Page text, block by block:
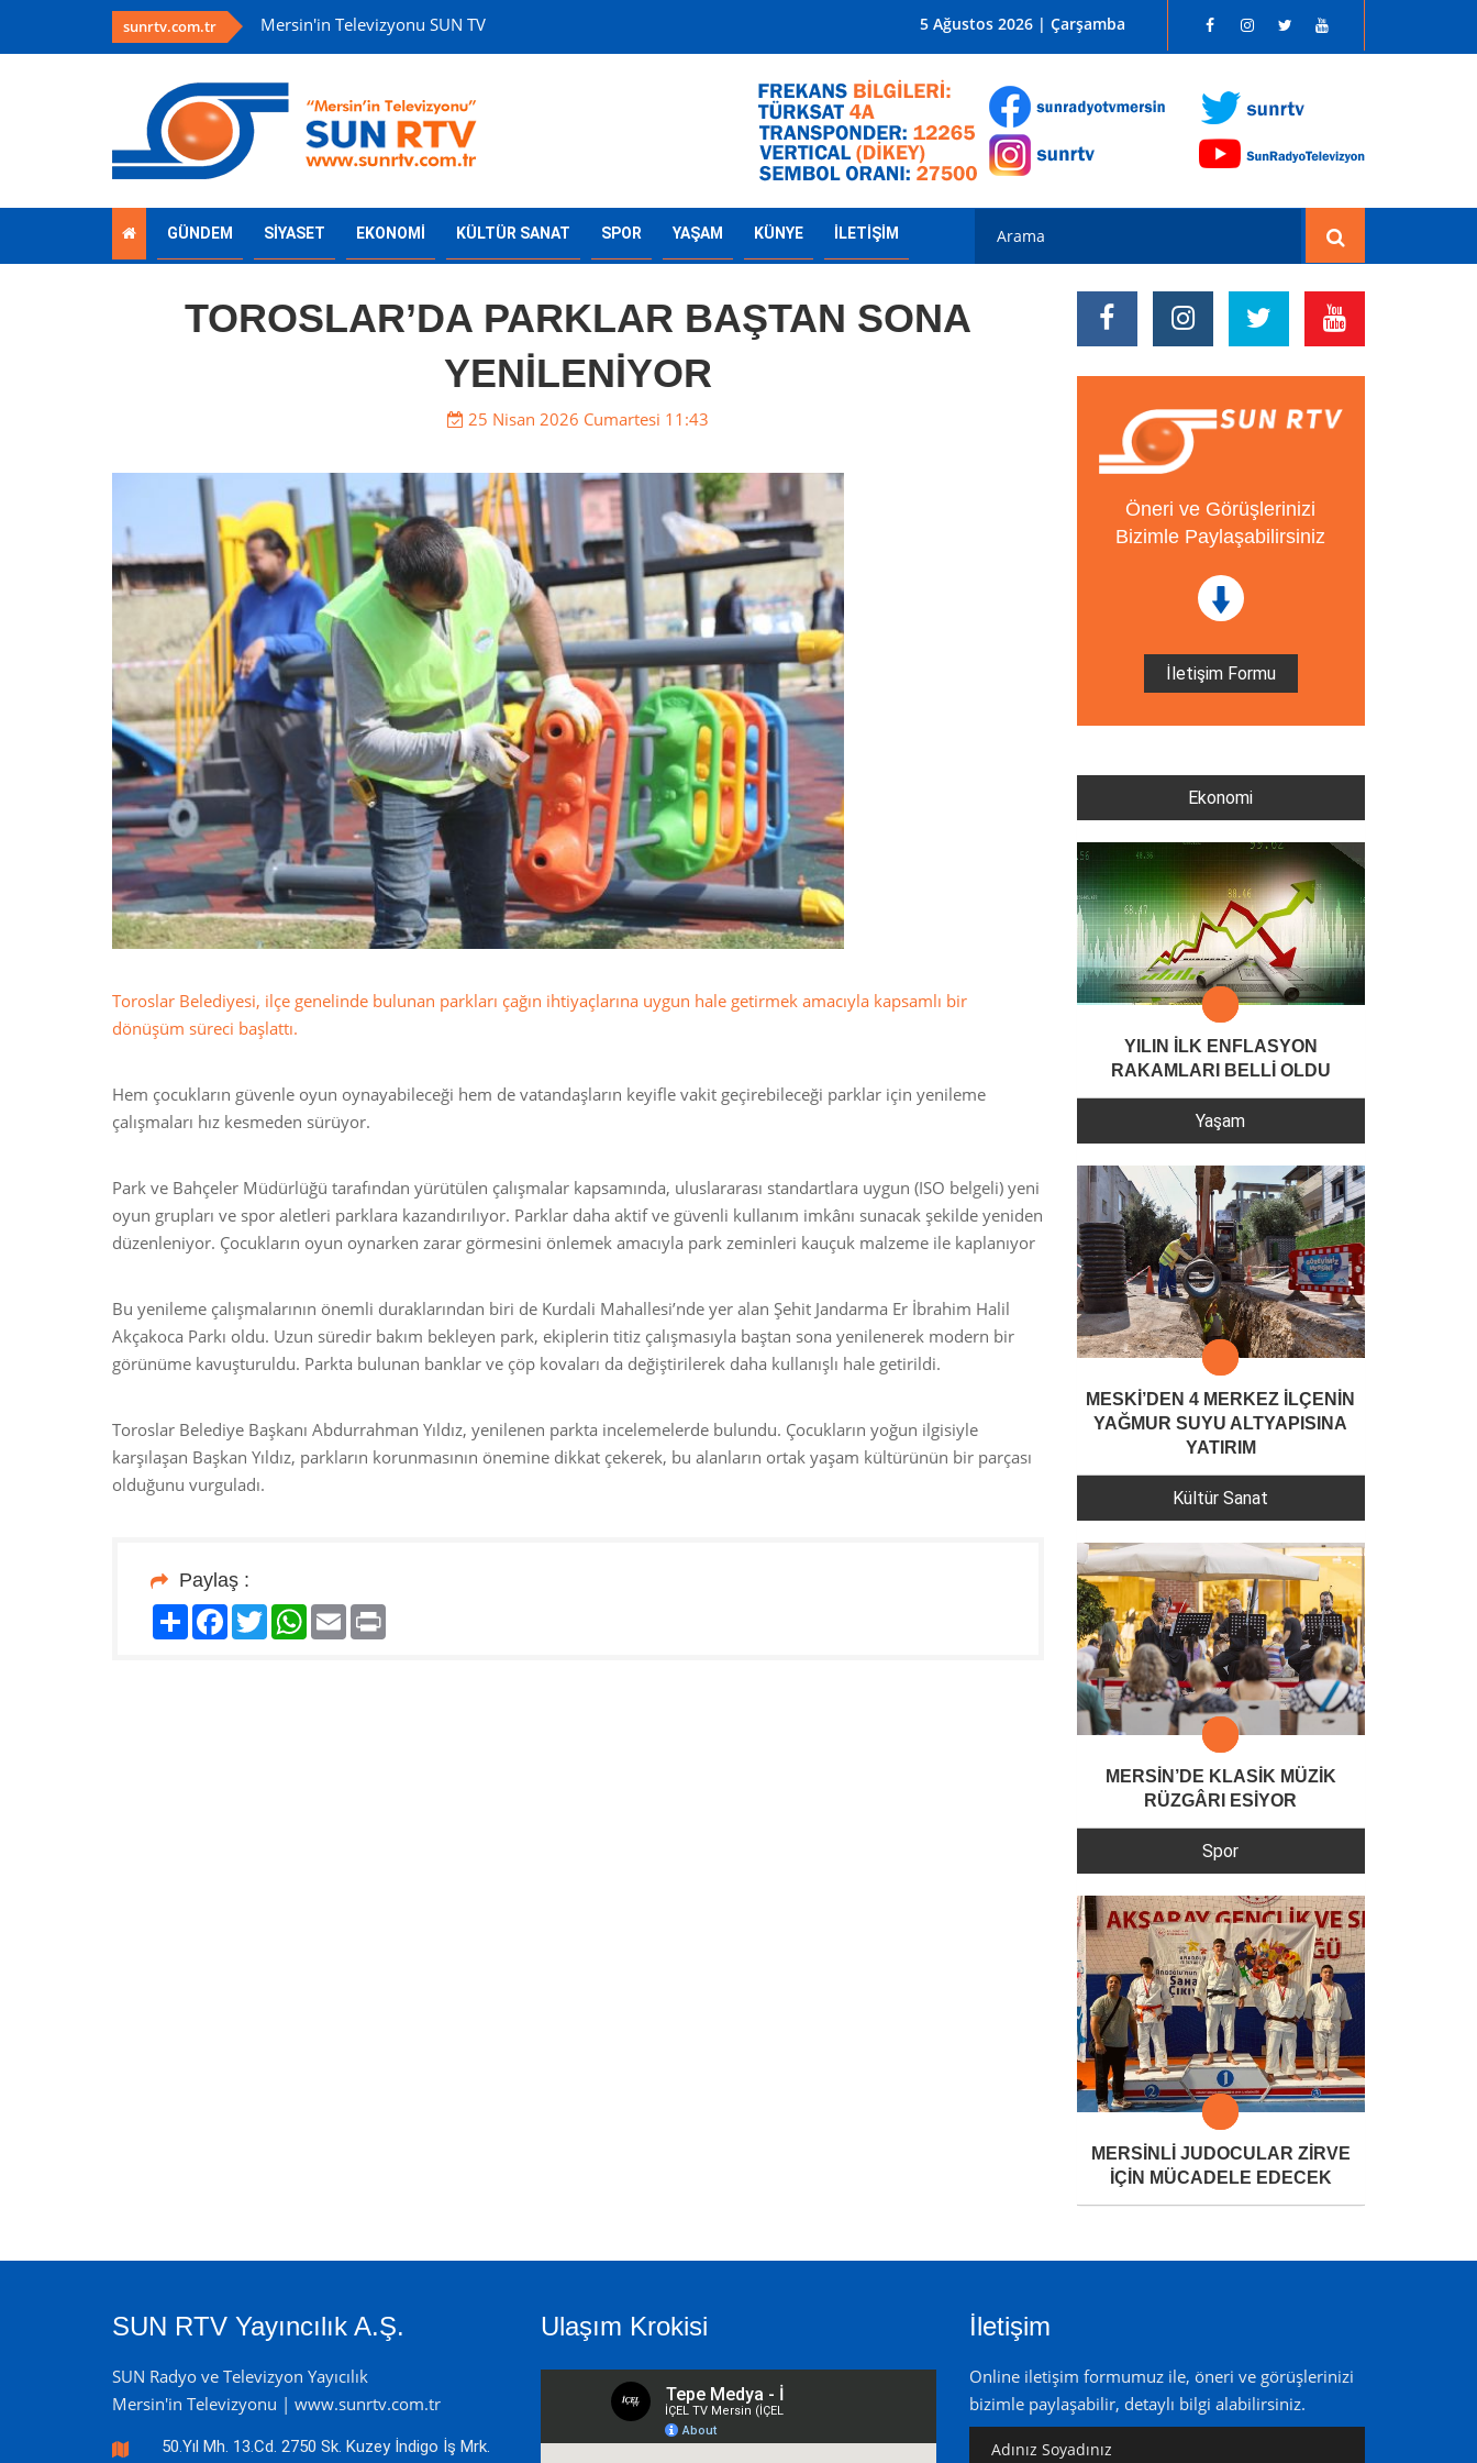
sunrtv.com.tr Mersin'in Televizyonu SUN TV Mersin'in Radyosu SUN RADYO FM 96.1
5 Ağustos 2026 | Çarşamba
GÜNDEM SİYASET EKONOMİ KÜLTÜR SANAT SPOR YAŞAM KÜNYE İLETİŞİM
TOROSLAR’DA PARKLAR BAŞTAN SONA
YENİLENİYOR
25 Nisan 2026 Cumartesi 11:43
Toroslar Belediyesi, ilçe genelinde bulunan parkları çağın ihtiyaçlarına uygun hale getirmek amacıyla kapsamlı bir
dönüşüm süreci başlattı.
Hem çocukların güvenle oyun oynayabileceği hem de vatandaşların keyifle vakit geçirebileceği parklar için yenileme
çalışmaları hız kesmeden sürüyor.
Park ve Bahçeler Müdürlüğü tarafından yürütülen çalışmalar kapsamında, uluslararası standartlara uygun (ISO belgeli) yeni
oyun grupları ve spor aletleri parklara kazandırılıyor. Parklar daha aktif ve güvenli kullanım imkânı sunacak şekilde yeniden
düzenleniyor. Çocukların oyun oynarken zarar görmesini önlemek amacıyla park zeminleri kauçuk malzeme ile kaplanıyor
Bu yenileme çalışmalarının önemli duraklarından biri de Kurdali Mahallesi’nde yer alan Şehit Jandarma Er İbrahim Halil
Akçakoca Parkı oldu. Uzun süredir bakım bekleyen park, ekiplerin titiz çalışmasıyla baştan sona yenilenerek modern bir
görünüme kavuşturuldu. Parkta bulunan banklar ve çöp kovaları da değiştirilerek daha kullanışlı hale getirildi.
Toroslar Belediye Başkanı Abdurrahman Yıldız, yenilenen parkta incelemelerde bulundu. Çocukların yoğun ilgisiyle
karşılaşan Başkan Yıldız, parkların korunmasının önemine dikkat çekerek, bu alanların ortak yaşam kültürünün bir parçası
olduğunu vurguladı.
Paylaş :
PaylaşFacebook
TwitterWhatsApp
Email
Öneri ve Görüşlerinizi
Bizimle Paylaşabilirsiniz
İletişim Formu
Ekonomi
YILIN İLK ENFLASYON
RAKAMLARI BELLİ OLDU
Yaşam
MESKİ’DEN 4 MERKEZ İLÇENİN
YAĞMUR SUYU ALTYAPISINA
YATIRIM
Kültür Sanat
MERSİN’DE KLASİK MÜZİK
RÜZGÂRI ESİYOR
Spor
MERSİNLİ JUDOCULAR ZİRVE
İÇİN MÜCADELE EDECEK
SUN RTV Yayıncılık A.Ş.
SUN Radyo ve Televizyon Yayıcılık
Mersin'in Televizyonu | www.sunrtv.com.tr
50.Yıl Mh. 13.Cd. 2750 Sk. Kuzey İndigo İş Mrk.
Ulaşım Krokisi İletişim
Online iletişim formumuz ile, öneri ve görüşlerinizi
bizimle paylaşabilir, detaylı bilgi alabilirsiniz.